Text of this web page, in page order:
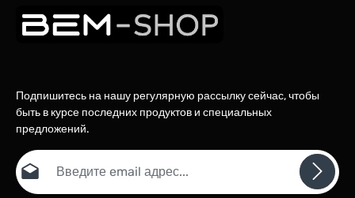
Подпишитесь на нашу регулярную рассылку сейчас, чтобы
быть в курсе последних продуктов и специальных
предложений.
Email адрес*